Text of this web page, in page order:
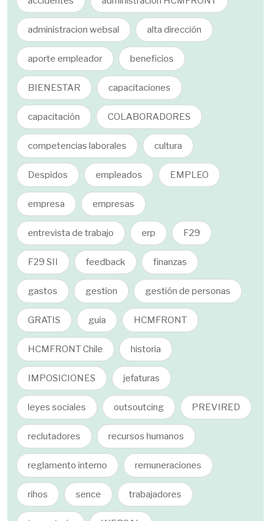
administracion websal alta dirección
aporte empleador beneficios
BIENESTAR capacitaciones
capacitación COLABORADORES
competencias laborales cultura
Despidos empleados EMPLEO
empresa empresas
entrevista de trabajo erp F29
F29 SII feedback finanzas
gastos gestion gestión de personas
GRATIS guia HCMFRONT
HCMFRONT Chile historia
IMPOSICIONES jefaturas
leyes sociales outsoutcing PREVIRED
reclutadores recursos humanos
reglamento interno remuneraciones
rihos sence trabajadores